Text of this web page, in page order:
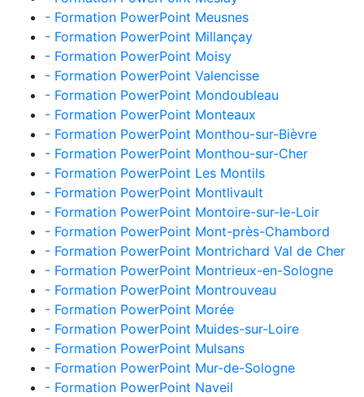
- Formation PowerPoint Meusnes
- Formation PowerPoint Millançay
- Formation PowerPoint Moisy
- Formation PowerPoint Valencisse
- Formation PowerPoint Mondoubleau
- Formation PowerPoint Monteaux
- Formation PowerPoint Monthou-sur-Bièvre
- Formation PowerPoint Monthou-sur-Cher
- Formation PowerPoint Les Montils
- Formation PowerPoint Montlivault
- Formation PowerPoint Montoire-sur-le-Loir
- Formation PowerPoint Mont-près-Chambord
- Formation PowerPoint Montrichard Val de Cher
- Formation PowerPoint Montrieux-en-Sologne
- Formation PowerPoint Montrouveau
- Formation PowerPoint Morée
- Formation PowerPoint Muides-sur-Loire
- Formation PowerPoint Mulsans
- Formation PowerPoint Mur-de-Sologne
- Formation PowerPoint Naveil